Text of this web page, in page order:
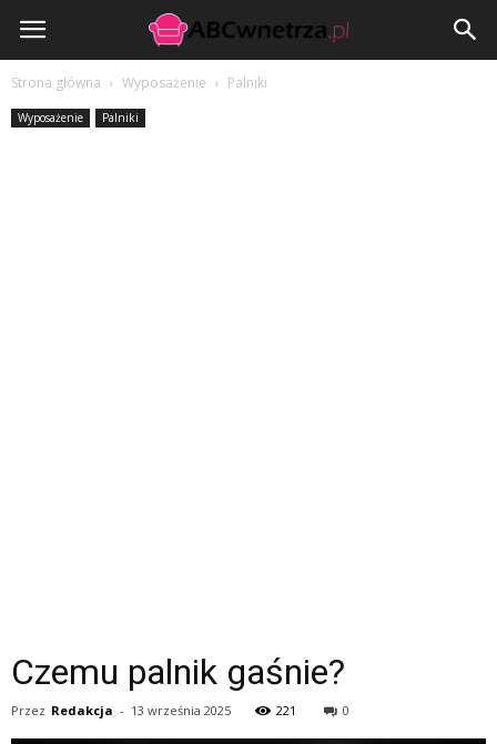
ABCwnetrza.pl
Strona główna Wyposażenie Palniki
Wyposażenie Palniki
Czemu palnik gaśnie?
Przez Redakcja - 13 września 2025 221 0